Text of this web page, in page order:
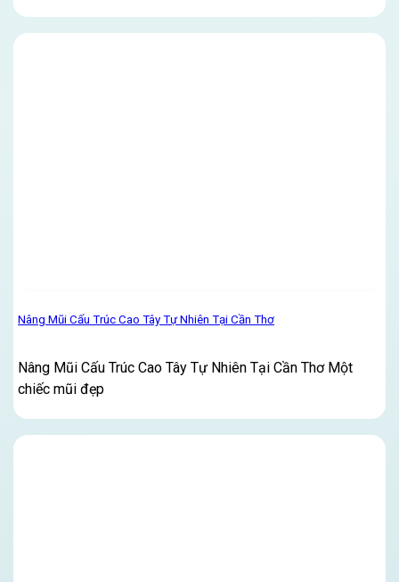
Nâng Mũi Cấu Trúc Cao Tây Tự Nhiên Tại Cần Thơ
Nâng Mũi Cấu Trúc Cao Tây Tự Nhiên Tại Cần Thơ Một
chiếc mũi đẹp